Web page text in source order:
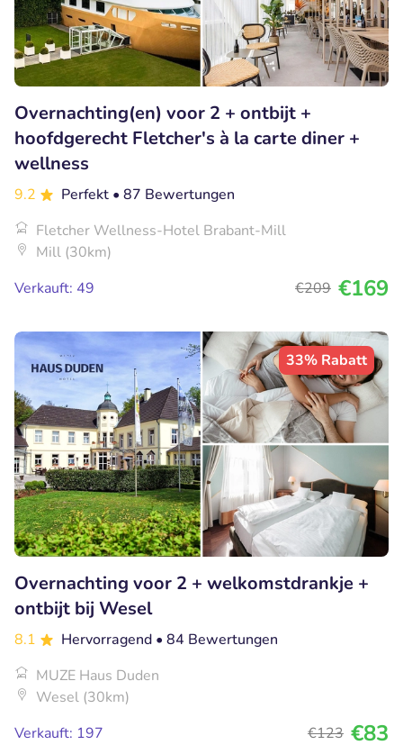
Overnachting(en) voor 2 + ontbijt +
hoofdgerecht Fletcher's à la carte diner +
wellness
9.2 Perfekt • 87 Bewertungen
Fletcher Wellness-Hotel Brabant-Mill
Mill (30km)
Verkauft: 49
€209 €169
33% Rabatt
Overnachting voor 2 + welkomstdrankje +
ontbijt bij Wesel
8.1 Hervorragend • 84 Bewertungen
MUZE Haus Duden
Wesel (30km)
Verkauft: 197
€123 €83